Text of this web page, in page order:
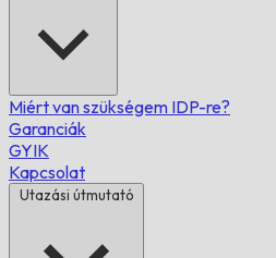
Miért van szükségem IDP-re?
Garanciák
GYIK
Kapcsolat
Utazási útmutató